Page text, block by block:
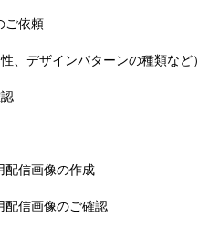
ご依頼
、デザインパターンの種類など）
配信画像の作成
配信画像のご確認